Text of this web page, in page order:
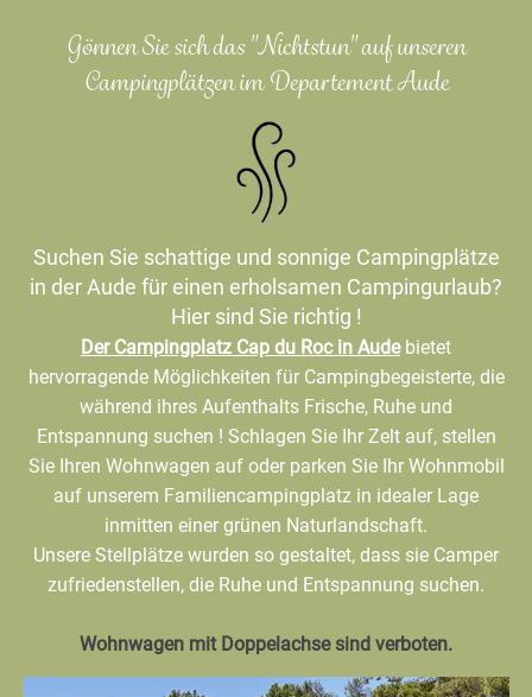
Gönnen Sie sich das "Nichtstun" auf unseren
Campingplätzen im Departement Aude
Suchen Sie schattige und sonnige Campingplätze
in der Aude für einen erholsamen Campingurlaub?
Hier sind Sie richtig !
Der Campingplatz Cap du Roc in Audebietet
hervorragende Möglichkeiten für Campingbegeisterte, die
während ihres Aufenthalts Frische, Ruhe und
Entspannung suchen ! Schlagen Sie Ihr Zelt auf, stellen
Sie Ihren Wohnwagen auf oder parken Sie Ihr Wohnmobil
auf unserem Familiencampingplatz in idealer Lage
inmitten einer grünen Naturlandschaft.
Unsere Stellplätze wurden so gestaltet, dass sie Camper
zufriedenstellen, die Ruhe und Entspannung suchen.
Wohnwagen mit Doppelachse sind verboten.